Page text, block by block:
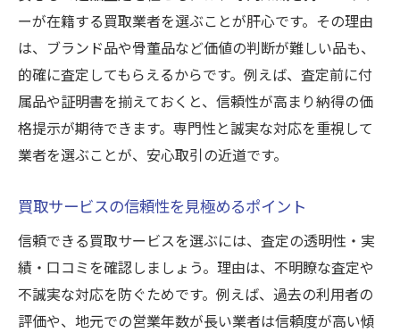
ーが在籍する買取業者を選ぶことが肝心です。その理由
は、ブランド品や骨董品など価値の判断が難しい品も、
的確に査定してもらえるからです。例えば、査定前に付
属品や証明書を揃えておくと、信頼性が高まり納得の価
格提示が期待できます。専門性と誠実な対応を重視して
業者を選ぶことが、安心取引の近道です。
買取サービスの信頼性を見極めるポイント
信頼できる買取サービスを選ぶには、査定の透明性・実
績・口コミを確認しましょう。理由は、不明瞭な査定や
不誠実な対応を防ぐためです。例えば、過去の利用者の
評価や、地元での営業年数が長い業者は信頼度が高い傾